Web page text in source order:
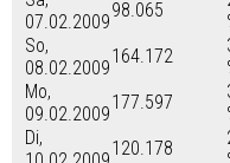
07.02.2009
98.065
So,
08.02.2009
164.172
Mo,
09.02.2009
177.597
Di,
120.178